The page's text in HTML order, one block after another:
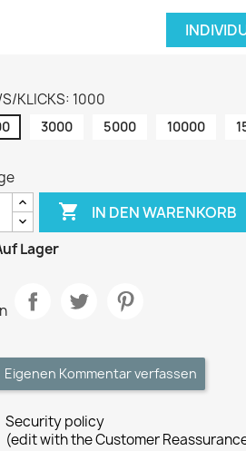
KLICKS: 1000
3000 5000 10000
 IN DEN WARENKORB
Lager
Eigenen Kommentar verfassen
Security policy
(edit with the Customer